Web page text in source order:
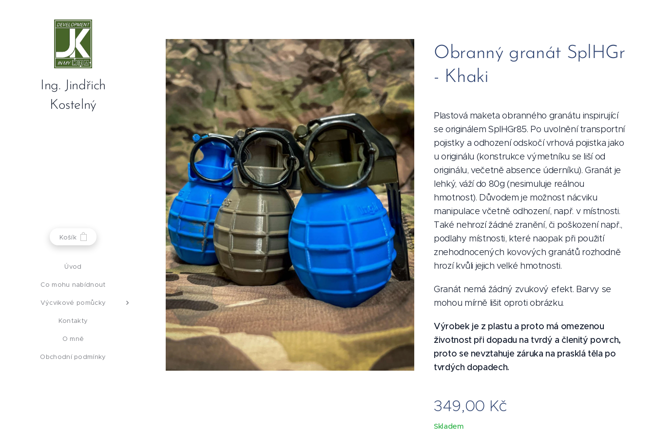
Ing. Jindřich
Kostelný
Košík
Úvod
Co mohu nabídnout
Výcvikové pomůcky
Kontakty
O mně
Obchodní podmínky
Obranný granát SplHGr
- Khaki
Plastová maketa obranného granátu inspirující
se originálem SplHGr85. Po uvolnění transportní
pojistky a odhození odskočí vrhová pojistka jako
u originálu (konstrukce výmetníku se liší od
originálu, večetně absence úderníku). Granát je
lehký, váží do 80g (nesimuluje reálnou
hmotnost). Důvodem je možnost nácviku
manipulace včetně odhození, např. v místnosti.
Také nehrozí žádné zranění, či poškození např.,
podlahy místnosti, které naopak při použití
znehodnocených kovových granátů rozhodně
hrozí kvůli jejich velké hmotnosti.
Granát nemá žádný zvukový efekt. Barvy se
mohou mírně lišit oproti obrázku.
Výrobek je z plastu a proto má omezenou
životnost při dopadu na tvrdý a členitý povrch,
proto se nevztahuje záruka na prasklá těla po
tvrdých dopadech.
349,00 Kč
Skladem